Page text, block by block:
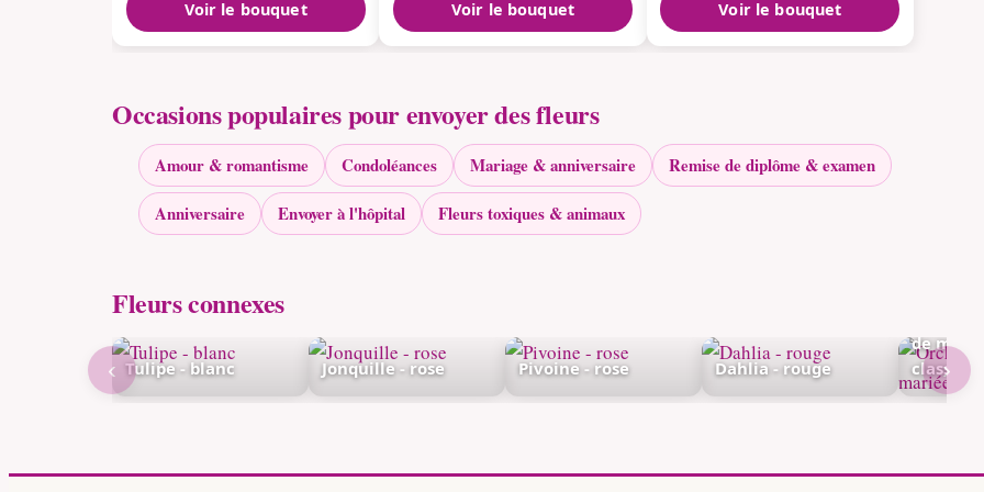
Voir le bouquet Voir le bouquet Voir le bouquet
Occasions populaires pour envoyer des fleurs
Amour & romantisme Condoléances Mariage & anniversaire Remise de diplôme & examen
Anniversaire Envoyer à l'hôpital Fleurs toxiques & animaux
Fleurs connexes
Tulipe - blanc Jonquille - rose Pivoine - rose Dahlia - rouge
de
classique
‹ ›